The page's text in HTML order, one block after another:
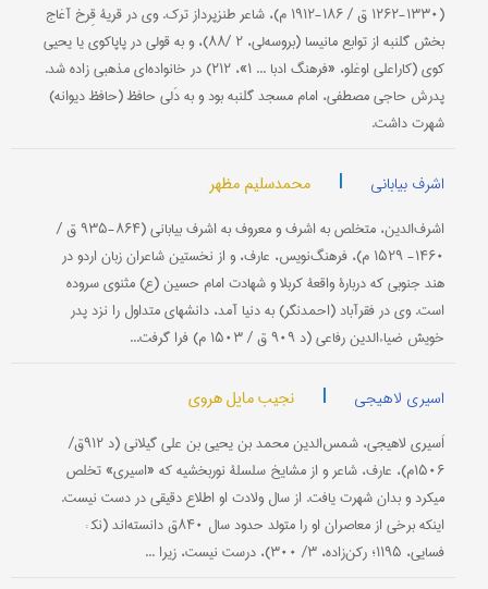
(۱۲۶۲-۱۳۳۰ ق / ۱۸۶-۱۹۱۲ م)، شاعر طنزپرداز ترك. وی در قریۀ قِرخ آغاج
بخش گلنبه از توابع مانیسا (بروسه‌لی، ۲ /۸۸)، و به قولی در پاپاكوی یا یحیى
كوی (كاراعلی اوغلو، «فرهنگ ادبا ... ۱»، ۲۱۲) در خانواده‌ای مذهبی زاده شد.
پدرش حاجی مصطفى، امام مسجد گلنبه بود و به دَلی حافظ (حافظ دیوانه)
شهرت داشت.
اشرف بیابانی | محمدسلیم مظهر
اشرف‌الدین، متخلص به اشرف و معروف به اشرف بیابانی (۸۶۴-۹۳۵ ق /
۱۴۶۰- ۱۵۲۹ م)، فرهنگ‌نویس، عارف، و از نخستین شاعران زبان اردو در
هند جنوبی كه دربارۀ واقعۀ كربلا و شهادت امام حسین (ع) مثنوی سروده
است. وی در فقرآباد (احمدنگر) به دنیا آمد، دانشهای متداول را نزد پدر
خویش ضیاءالدین رفاعی (د ۹۰۹ ق / ۱۵۰۳ م) فرا گرفت...
اسیری لاهیجی | نجیب مایل هروی
اَسیری لاهیجی، شم‍س‌الدین محمد بن یحیی بن علی گیلانی (د ۹۱۲ق‌/
۱۵۰۶م‌)، عارف‌، شاعر و از مشایخ سلسلۀ نوربخشیه كه «اسیری‌» تخلص
میكرد و بدان شهرت یافت‌. از سال ولادت او اطلاع دقیقی در دست نیست‌.
اینكه برخی از معاصران او را متولد حدود سال ۸۴۰ق دانسته‌اند (نك‍ :
فسایی، ۱۱۹۵؛ ركن‌زاده‌، ۳/ ۳۰۰)، درست نیست‌، زیرا ...